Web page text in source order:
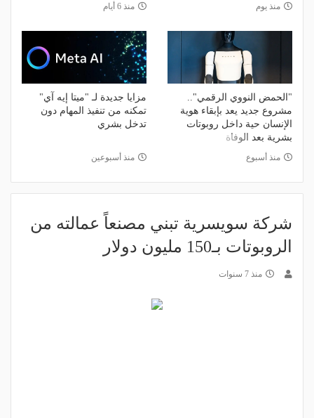
منذ يوم منذ 6 أيام
"الحمض النووي الرقمي"..
مشروع جديد يعد بإبقاء هوية
الإنسان حية داخل روبوتات
بشرية بعد الوفاة
منذ أسبوع
مزايا جديدة لـ "ميتا إيه آي"
تمكنه من تنفيذ المهام دون
تدخل بشري
منذ أسبوعين
شركة سويسرية تبني مصنعاً عمالته من
الروبوتات بـ150 مليون دولار
منذ 7 سنوات